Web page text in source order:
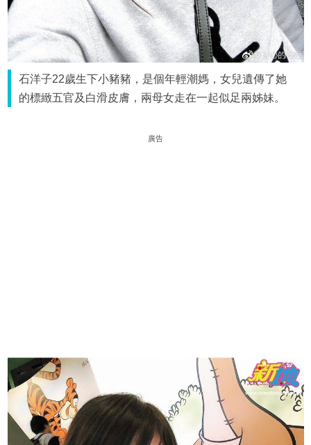
石洋子22歲生下小豬豬，是個年輕潮媽，女兒遺傳了她
的標緻五官及白滑皮膚，兩母女走在一起似足兩姊妹。
廣告